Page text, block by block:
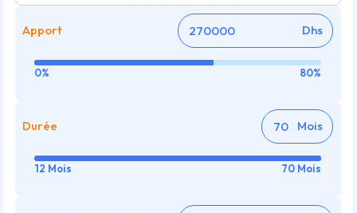
Apport Dhs
0% 80%
Durée Mois
12 Mois 70 Mois